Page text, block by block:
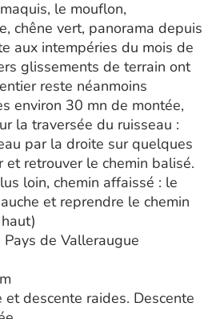
le mouflon,
chêne vert, panorama depuis
aux intempéries du mois de
glissements de terrain ont
reste néanmoins
environ 30 mn de montée,
la traversée du ruisseau :
par la droite sur quelques
et retrouver le chemin balisé.
loin, chemin affaissé : le
et reprendre le chemin
de Valleraugue
descente raides. Descente